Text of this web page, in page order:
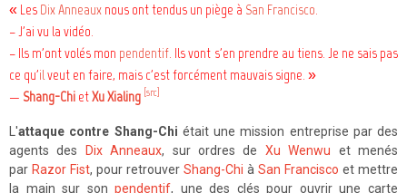
« Les Dix Anneaux nous ont tendus un piège à San Francisco.
– J'ai vu la vidéo.
– Ils m'ont volés mon pendentif. Ils vont s'en prendre au tiens. Je ne sais pas
ce qu'ilveut en faire, mais c'est forcément mauvais signe. »
— Shang-Chi etXu Xialing [src]
L'attaque contre Shang-Chi était une mission entreprise par des
agents des
Dix Anneaux, sur ordres de Xu Wenwu et menés
par Razor Fist, pour retrouver Shang-Chi à San Francisco et mettre
la main sur sonpendentif, une des clés pour ouvrir une carte